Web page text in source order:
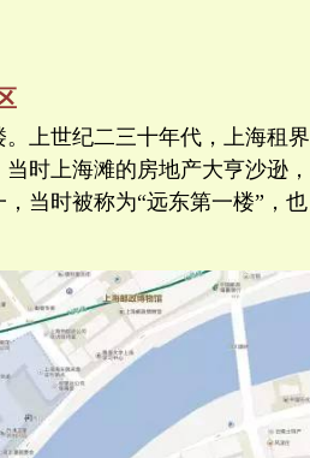
上世纪二三十年代，上海租界
时上海滩的房地产大亨沙逊，
当时被称为“远东第一楼”，也